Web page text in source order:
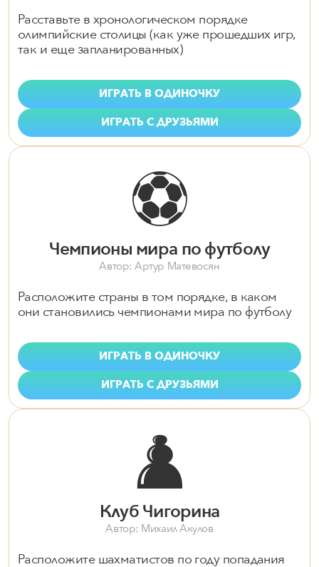
Расставьте в хронологическом порядке
олимпийские столицы (как уже прошедших игр,
так и еще запланированных)
ИГРАТЬ В ОДИНОЧКУ
ИГРАТЬ С ДРУЗЬЯМИ
⚽️
Чемпионы мира по футболу
Автор: Артур Матевосян
Расположите страны в том порядке, в каком
они становились чемпионами мира по футболу
ИГРАТЬ В ОДИНОЧКУ
ИГРАТЬ С ДРУЗЬЯМИ
♟️
Клуб Чигорина
Автор: Михаил Акулов
Расположите шахматистов по году попадания